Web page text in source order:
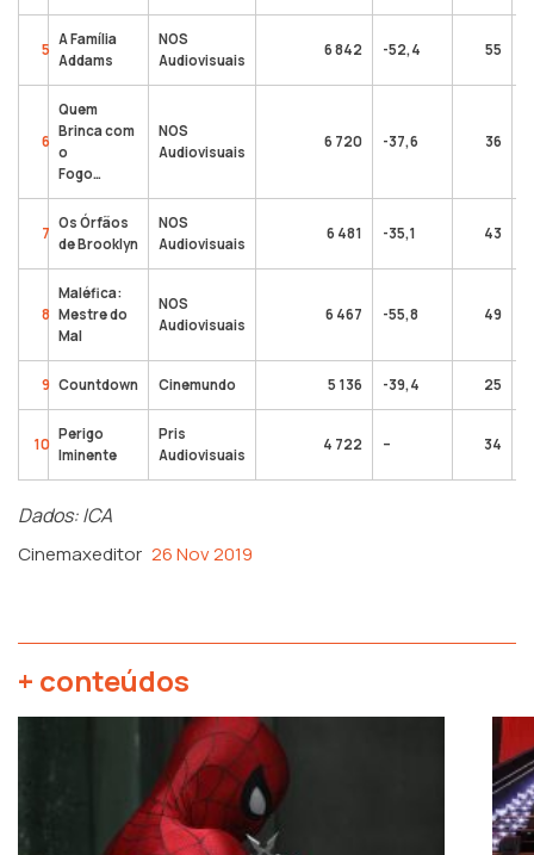
5
A Família
Addams
NOS
Audiovisuais
6 842 -52,4 55
6
Quem
Brinca com
o
Fogo…
NOS
Audiovisuais
6 720 -37,6 36
7
Os Órfãos
de Brooklyn
NOS
Audiovisuais
6 481 -35,1 43
8
Maléfica:
Mestre do
Mal
NOS
Audiovisuais
6 467 -55,8 49
9 Countdown Cinemundo 5 136 -39,4 25
10
Perigo
Iminente
Pris
Audiovisuais
4 722 – 34
Dados: ICA
Cinemaxeditor 26 Nov 2019
+ conteúdos